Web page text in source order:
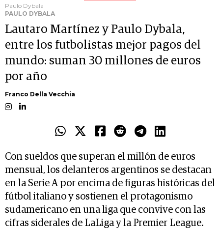
Paulo Dybala
PAULO DYBALA
Lautaro Martínez y Paulo Dybala,
entre los futbolistas mejor pagos del
mundo: suman 30 millones de euros
por año
Franco Della Vecchia
Con sueldos que superan el millón de euros
mensual, los delanteros argentinos se destacan
en la Serie A por encima de figuras históricas del
fútbol italiano y sostienen el protagonismo
sudamericano en una liga que convive con las
cifras siderales de LaLiga y la Premier League.